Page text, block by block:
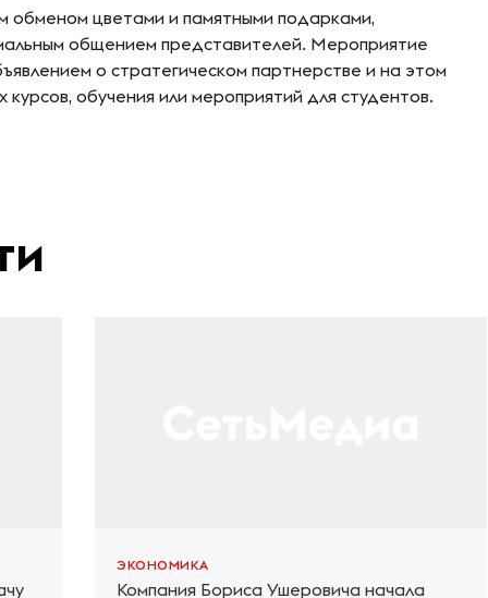
обменом цветами и памятными подарками,
общением представителей. Мероприятие
о стратегическом партнерстве и на этом
обучения или мероприятий для студентов.
ЭКОНОМИКА
Компания Бориса Ушеровича начала